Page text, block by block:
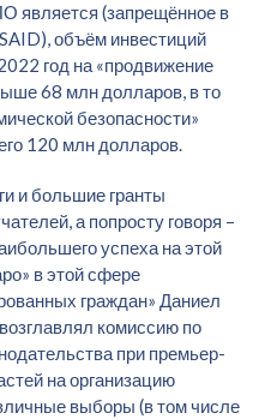
является (запрещённое в
объём инвестиций
год на «продвижение
68 млн долларов, в то
безопасности»
120 млн долларов.
и большие гранты
а попросту говоря –
успеха на этой
в этой сфере
граждан» Даниел
комиссию по
при премьер-
на организацию
выборы (в том числе